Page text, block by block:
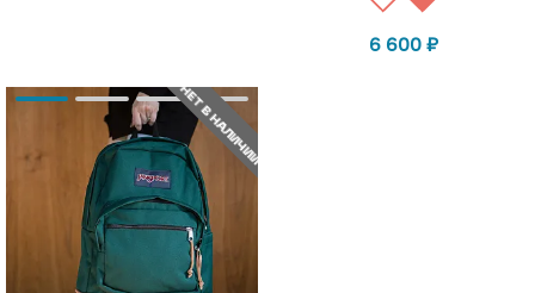
6 600 ₽
НЕТ В НАЛИЧИИ